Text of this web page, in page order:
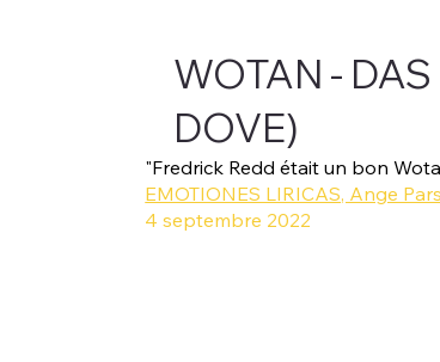
WOTAN -
DOVE)
"Fredrick Redd était un bon
EMOTIONES LIRICAS, Ange
4 septembre 2022